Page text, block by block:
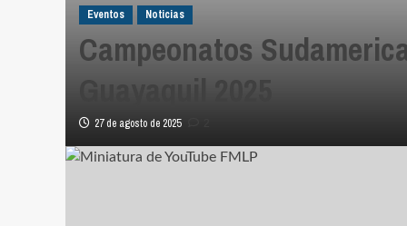
Eventos Noticias
Campeonatos
Guayaquil 2025
27 de agosto de 2025